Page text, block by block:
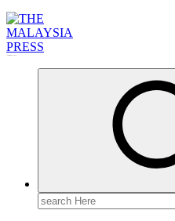
Search
for: